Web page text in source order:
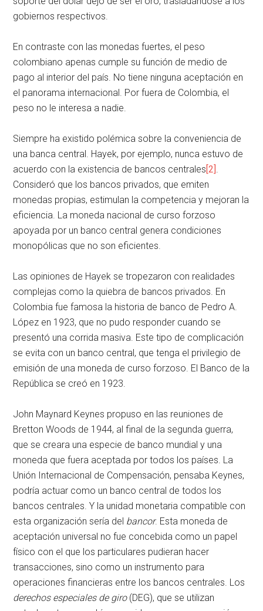
gobiernos respectivos.
En contraste con las monedas fuertes, el peso
colombiano apenas cumple su función de medio de
pago al interior del país. No tiene ninguna aceptación en
el panorama internacional. Por fuera de Colombia, el
peso no le interesa a nadie.
Siempre ha existido polémica sobre la conveniencia de
una banca central. Hayek, por ejemplo, nunca estuvo de
acuerdo con la existencia de bancos centrales[2]
Consideró que los bancos privados, que emiten
monedas propias, estimulan la competencia y mejoran la
eficiencia. La moneda nacional de curso forzoso
apoyada por un banco central genera condiciones
monopólicas que no son eficientes.
Las opiniones de Hayek se tropezaron con realidades
complejas como la quiebra de bancos privados. En
Colombia fue famosa la historia de banco de Pedro A.
López en 1923, que no pudo responder cuando se
presentó una corrida masiva. Este tipo de complicación
se evita con un banco central, que tenga el privilegio de
emisión de una moneda de curso forzoso. El Banco de la
República se creó en 1923.
John Maynard Keynes propuso en las reuniones de
Bretton Woods de 1944, al final de la segunda guerra,
que se creara una especie de banco mundial y una
moneda que fuera aceptada por todos los países. La
Unión Internacional de Compensación, pensaba Keynes,
podría actuar como un banco central de todos los
bancos centrales. Y la unidad monetaria compatible con
esta organización sería del bancor. Esta moneda de
aceptación universal no fue concebida como un papel
físico con el que los particulares pudieran hacer
transacciones, sino como un instrumento para
operaciones financieras entre los bancos centrales. Los
derechos especiales de giro(DEG), que se utilizan